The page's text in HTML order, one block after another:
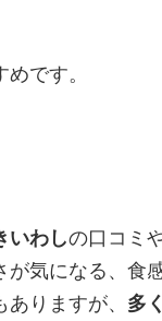
です。
いわしの口コミ
が気になる、食
りますが、 多